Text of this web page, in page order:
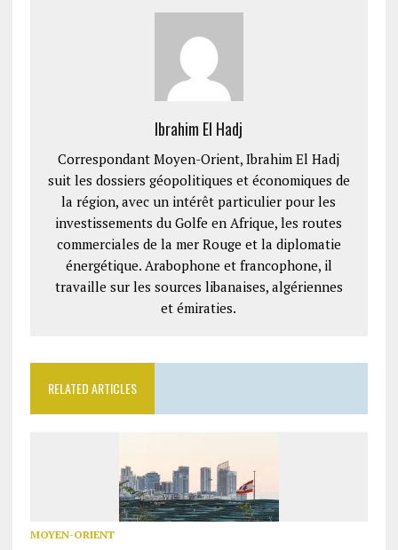
Ibrahim El Hadj
Correspondant Moyen-Orient, Ibrahim El Hadj
suit les dossiers géopolitiques et économiques de
la région, avec un intérêt particulier pour les
investissements du Golfe en Afrique, les routes
commerciales de la mer Rouge et la diplomatie
énergétique. Arabophone et francophone, il
travaille sur les sources libanaises, algériennes
et émiraties.
RELATED ARTICLES
MOYEN-ORIENT